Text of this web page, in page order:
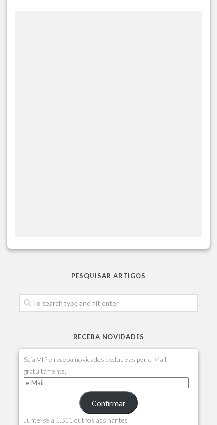
PESQUISAR ARTIGOS
RECEBA NOVIDADES
Seja VIP e receba novidades exclusivas por e-Mail
gratuitamente.
Confirmar
Junte-se a 1.811 outros assinantes